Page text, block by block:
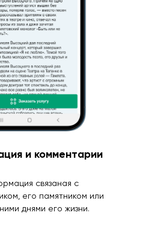
и комментарии
связаная с
его памятником или
днями его жизни.